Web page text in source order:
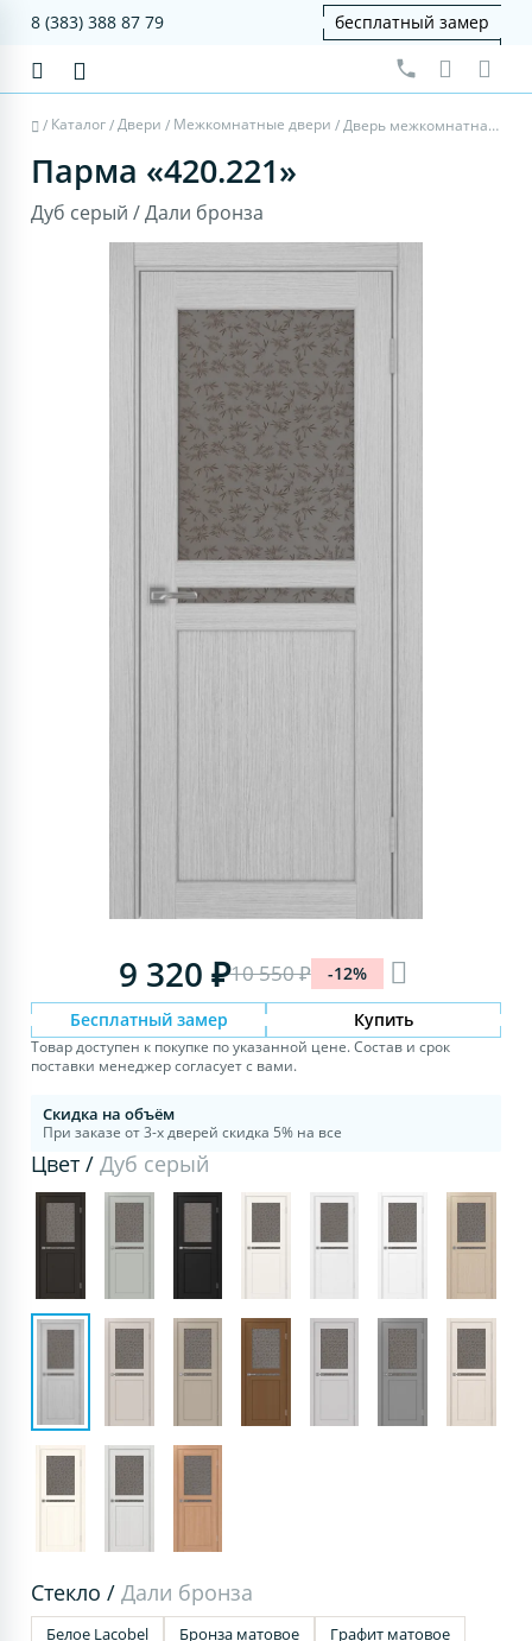
8 (383) 388 87 79 бесплатный замер
/ Каталог/Двери / Межкомнатные двери / Дверь межкомнатная Парма 420.221 - дуб серый, дали бронза
Парма «420.221»
Дуб серый / Дали бронза
9 320 ₽10 550 ₽ -12%
Бесплатный замер Купить
Товар доступен к покупке по указанной цене. Состав и срок
поставки менеджер согласует с вами.
Скидка на объём
При заказе от 3-х дверей скидка 5% на все
Цвет /Дуб серый
Стекло /Дали бронза
Белое Lacobel Бронза матовое
Графит матовое